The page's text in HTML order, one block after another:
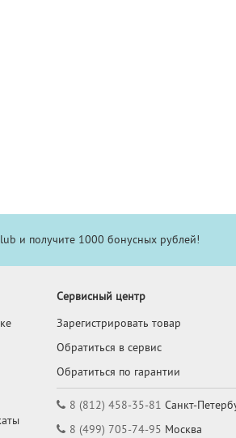
и получите 1000 бонусных рублей!
Сервисный центр
Зарегистрировать товар
Обратиться в сервис
Обратиться по гарантии
8 (812) 458-35-81 Санкт-
8 (499) 705-74-95 Москва